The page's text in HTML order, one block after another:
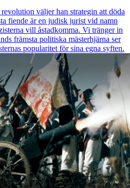
väljer han strategin att döda
fiende är en judisk jurist vid namn
vill åstadkomma. Vi tränger in
främsta politiska mästerhjärna ser
popularitet för sina egna syften.